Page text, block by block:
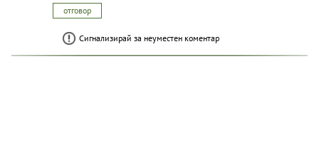
отговор
Сигнализирай за неуместен коментар